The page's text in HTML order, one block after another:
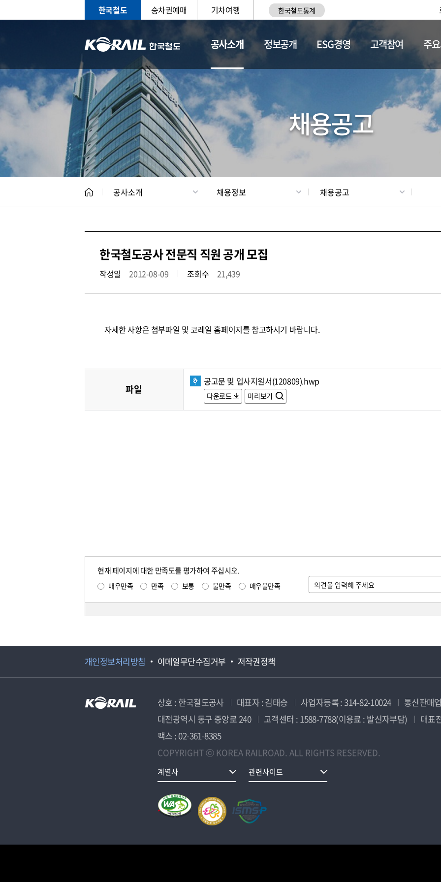
한국철도 승차권예매 기차여행 한국철도통계
공사소개
CEO 일반현황 채용정보
정보공개 ESG경영 고객참여 주
채용공고
공사소개 채용정보 채용공고
한국철도공사 전문직 직원 공개 모집
작성일 2012-08-09 조회수 21,439
자세한 사항은 첨부파일 및 코레일 홈페이지를 참고하시기 바랍니다.
파일
공고문 및 입사지원서(120809).hwp
다운로드 미리보기
현재 페이지에 대한 만족도를 평가하여 주십시오.
매우만족 만족 보통 불만족 매우불만족
개인정보처리방침 이메일무단수집거부 저작권정책
상호 : 한국철도공사 대표자 : 김태승 사업자등록 : 314-82-10024
통신판매
대전광역시 동구 중앙로 240
고객센터 : 1588-7788(이용료 : 발신자부담)
대표
팩스 : 02-361-8385
COPYRIGHT ⓒ KOREA RAILROAD. ALL RIGHTS RESERVED.
계열사 관련사이트